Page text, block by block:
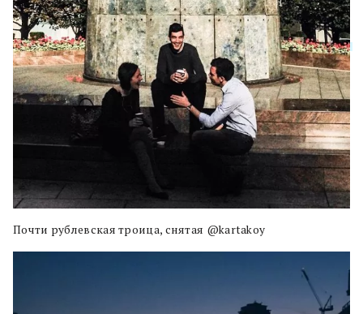
Почти рублевская троица, снятая @kartakoy